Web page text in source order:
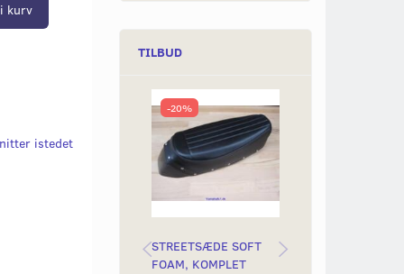
kurv
istedet
TILBUD
-20%
STREETSÆDE SOFT
FOAM, KOMPLET